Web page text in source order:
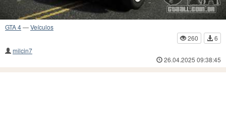
GTA 4—Veículos
260
6
milcin7
26.04.2025 09:38:45